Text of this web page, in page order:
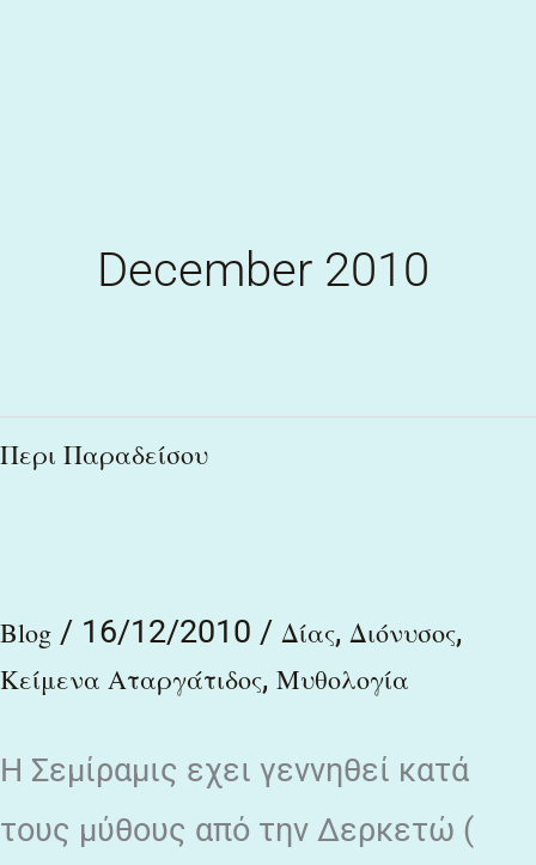
December 2010
Περι Παραδείσου
Blog / 16/12/2010 / Δίας, Διόνυσος,
Κείμενα Αταργάτιδος, Μυθολογία
Η Σεμίραμις εχει γεννηθεί κατά
τους μύθους από την Δερκετώ (
Περι